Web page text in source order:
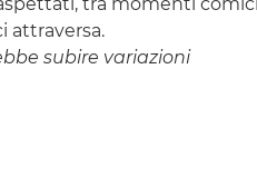
attraversa.
subire variazioni